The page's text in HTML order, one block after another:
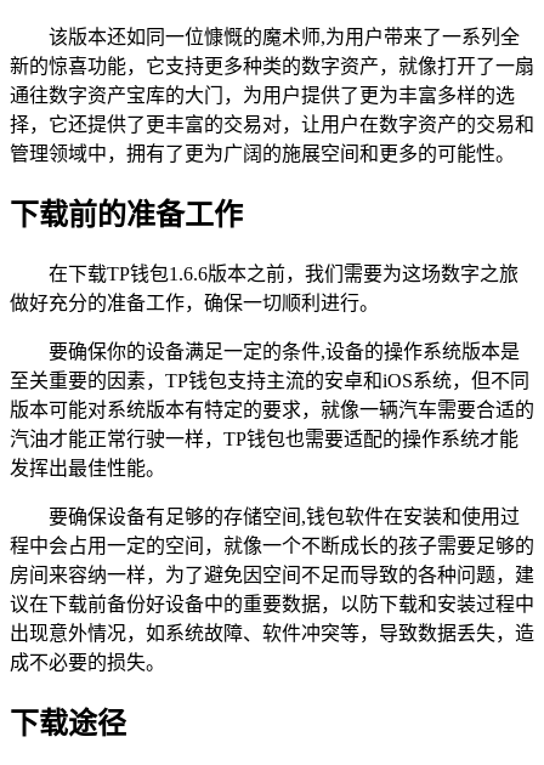
该版本还如同一位慷慨的魔术师,为用户带来了一系列全
新的惊喜功能，它支持更多种类的数字资产，就像打开了一扇
通往数字资产宝库的大门，为用户提供了更为丰富多样的选
择，它还提供了更丰富的交易对，让用户在数字资产的交易和
管理领域中，拥有了更为广阔的施展空间和更多的可能性。
下载前的准备工作
在下载TP钱包1.6.6版本之前，我们需要为这场数字之旅
做好充分的准备工作，确保一切顺利进行。
要确保你的设备满足一定的条件,设备的操作系统版本是
至关重要的因素，TP钱包支持主流的安卓和iOS系统，但不同
版本可能对系统版本有特定的要求，就像一辆汽车需要合适的
汽油才能正常行驶一样，TP钱包也需要适配的操作系统才能
发挥出最佳性能。
要确保设备有足够的存储空间,钱包软件在安装和使用过
程中会占用一定的空间，就像一个不断成长的孩子需要足够的
房间来容纳一样，为了避免因空间不足而导致的各种问题，建
议在下载前备份好设备中的重要数据，以防下载和安装过程中
出现意外情况，如系统故障、软件冲突等，导致数据丢失，造
成不必要的损失。
下载途径